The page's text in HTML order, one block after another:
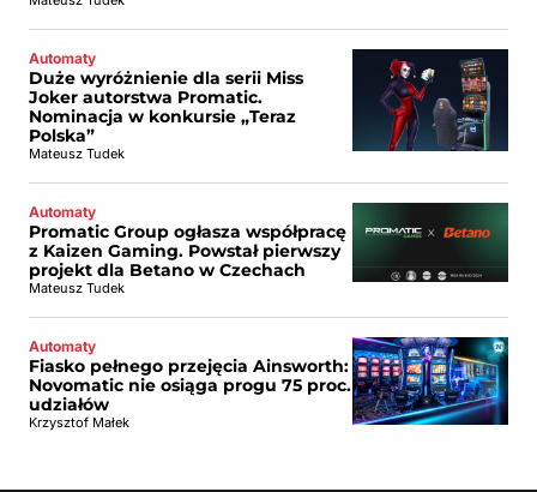
Automaty
Duże wyróżnienie dla serii Miss
Joker autorstwa Promatic.
Nominacja w konkursie „Teraz
Polska”
Mateusz Tudek
Automaty
Promatic Group ogłasza współpracę
z Kaizen Gaming. Powstał pierwszy
projekt dla Betano w Czechach
Mateusz Tudek
Automaty
Fiasko pełnego przejęcia Ainsworth:
Novomatic nie osiąga progu 75 proc.
udziałów
Krzysztof Małek